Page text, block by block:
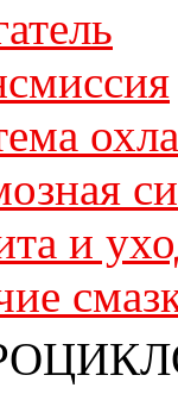
и